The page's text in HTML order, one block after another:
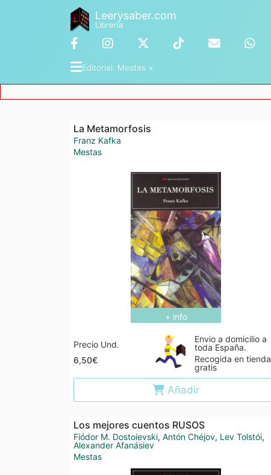
Leerysaber.com
Librería
Editorial: Mestas ×
La Metamorfosis
Franz Kafka
Mestas
+ info
Precio Und.
6,50€
Envio a domicilio a
toda España.
Recogida en tienda
gratis
Añadir
Los mejores cuentos RUSOS
Fiódor M. Dostoievski, Antón Chéjov, Lev Tolstói,
Alexander Afanásiev
Mestas